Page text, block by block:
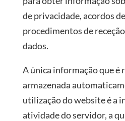
de privacidade, acordos
procedimentos de
dados.
A única informação que é
armazenada
utilização do website é a
atividade do servidor, a